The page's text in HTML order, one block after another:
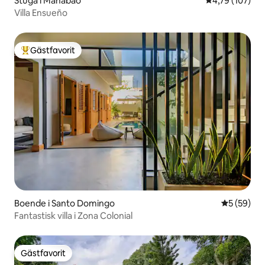
Villa Ensueño
Populär gästfavorit
Gästfavorit
Boende i Santo Domingo 5 av 5 i
5 (59)
Fantastisk villa i Zona Colonial
Gästfavorit
Gästfavorit